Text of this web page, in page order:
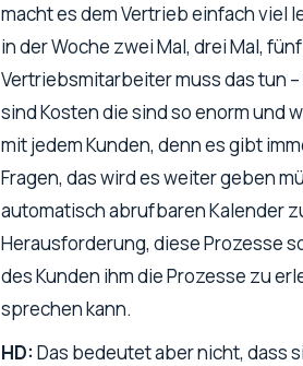
macht es dem Vertrieb einfach viel
in der Woche zwei Mal, drei Mal,
Vertriebsmitarbeiter muss das tun
sind Kosten die sind so enorm und
mit jedem Kunden, denn es gibt
Fragen, das wird es weiter geben
automatisch abrufbaren Kalender
Herausforderung, diese Prozesse
des Kunden ihm die Prozesse zu
sprechen kann.
HD: Das bedeutet aber nicht, dass